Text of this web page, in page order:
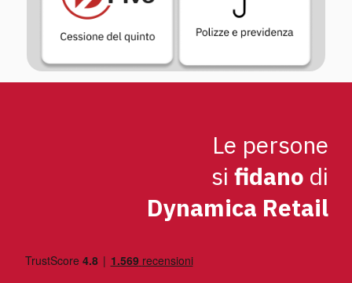
Le persone
si fidano di
Dynamica Retail